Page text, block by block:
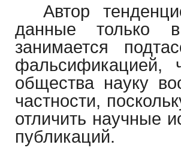
Автор
данные только
занимается
фальсификацией,
общества науку
частности,
отличить научные
публикаций.